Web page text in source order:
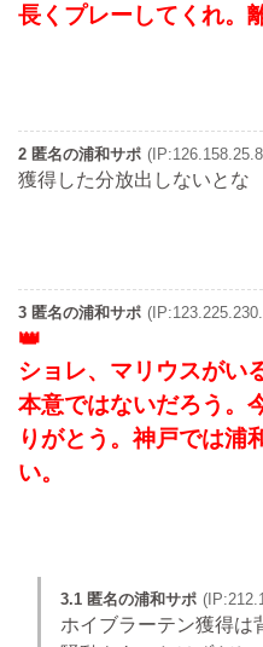
長くプレーしてくれ。
2 匿名の浦和サポ
獲得した分放出しないとな
3 匿名の浦和サポ
ショレ、マリウスがい
本意ではないだろう。
りがとう。神戸では浦
い。
3.1 匿名の浦和サポ
ホイブラーテン獲得は